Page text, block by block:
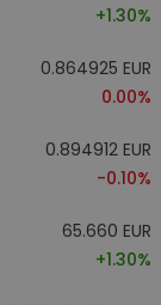
+1.30%
0.864925 EUR
0.00%
0.894912 EUR
-0.10%
65.660 EUR
+1.30%